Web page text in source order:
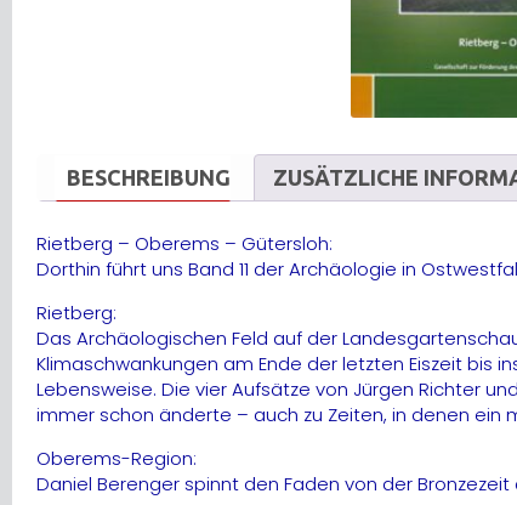
BESCHREIBUNG ZUSÄTZLICHE
Rietberg – Oberems – Gütersloh:
Dorthin führt uns Band 11 der Archäologie in
Rietberg:
Das Archäologischen Feld auf der
Klimaschwankungen am Ende der letzten Eiszeit bis
Lebensweise. Die vier Aufsätze von Jürgen Richter
immer schon änderte – auch zu Zeiten, in denen ein
Oberems-Region:
Daniel Berenger spinnt den Faden von der